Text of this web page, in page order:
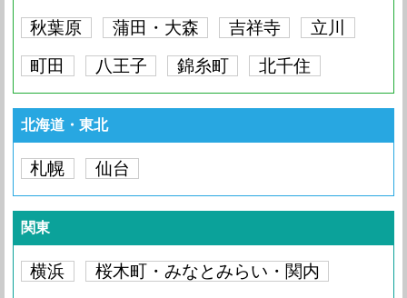
秋葉原
蒲田・大森 吉祥寺
立川
町田
八王子 錦糸町 北千住
北海道・東北
札幌 仙台
関東
横浜
桜木町・みなとみらい・関内